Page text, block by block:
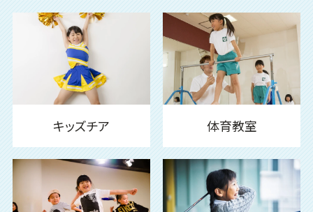
キッズチア 体育教室